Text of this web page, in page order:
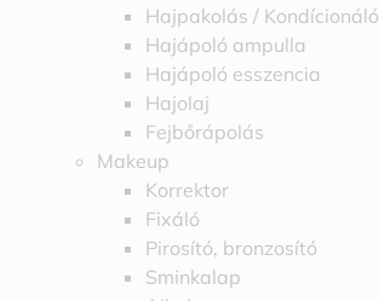
Hajpakolás / Kondícionáló
Hajápoló ampulla
Hajápoló esszencia
Hajolaj
Fejbőrápolás
Makeup
Korrektor
Fixáló
Pirosító, bronzosító
Sminkalap